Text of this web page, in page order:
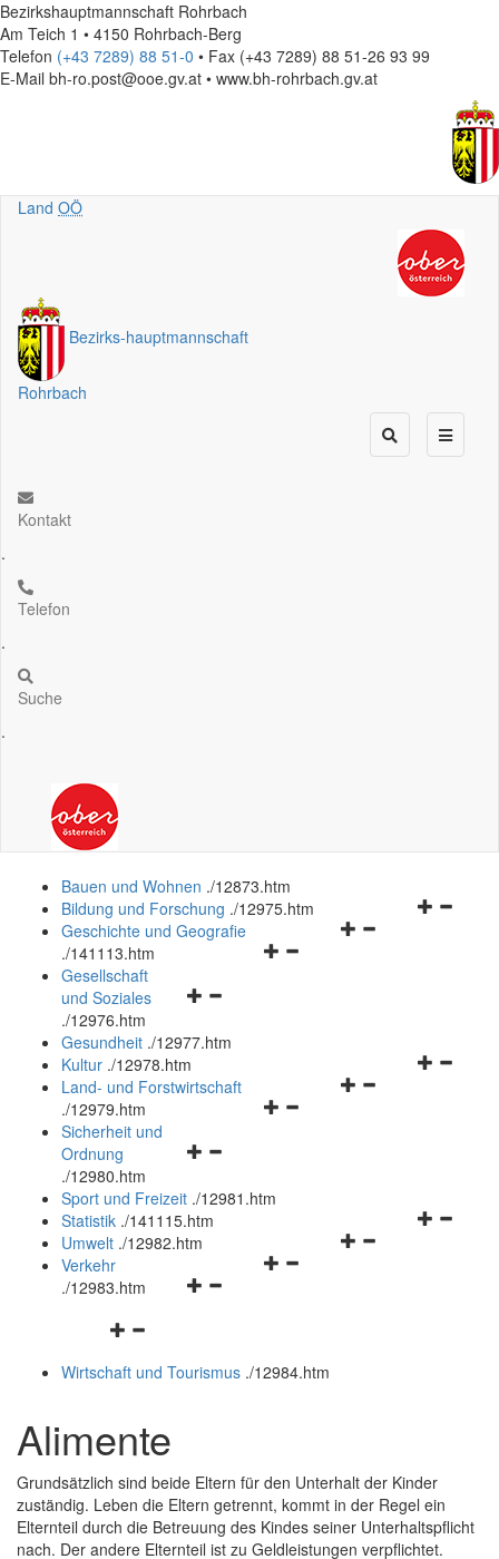
Bezirkshauptmannschaft Rohrbach
Am Teich 1 • 4150 Rohrbach-Berg
Telefon (+43 7289) 88 51-0 • Fax (+43 7289) 88 51-26 93 99
E-Mail bh-ro.post@ooe.gv.at • www.bh-rohrbach.gv.at
Land OÖ
Bezirks-hauptmannschaft
Rohrbach
Kontakt
.
Telefon
.
Suche
.
Bauen und Wohnen ./12873.htm
Navigationsmenü
Bildung und Forschung ./12975.htm
Navigationsmenü
Geschichte und Geografie
./141113.htm
Navigationsmenü
und
schließen
Gesellschaft
und Soziales
./12976.htm
Gesundheit ./12977.htm
Navigationsmenü
Kultur ./12978.htm
Navigationsmenü
Land- und Forstwirtschaft
./12979.htm
Navigationsmenü
und
schließen
Sicherheit und
Ordnung
./12980.htm
Sport und Freizeit ./12981.htm
Navigationsmenü
Statistik ./141115.htm
Navigationsmenü
Umwelt ./12982.htm
Navigationsmenü
Verkehr
./12983.htm
Navigationsmenü
und
Wirtschaft und Tourismus ./12984.htm
Alimente
Grundsätzlich sind beide Eltern für den Unterhalt der Kinder
zuständig. Leben die Eltern getrennt, kommt in der Regel ein
Elternteil durch die Betreuung des Kindes seiner Unterhaltspflicht
nach. Der andere Elternteil ist zu Geldleistungen verpflichtet.